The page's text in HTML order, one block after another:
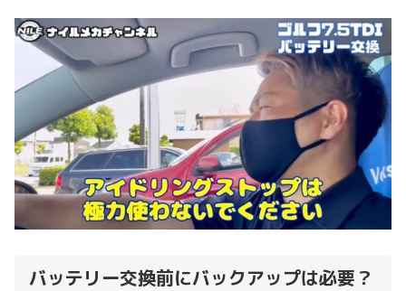
バッテリー交換前にバックアップは必要？